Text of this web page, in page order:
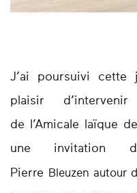
J’ai poursuivi cette
plaisir
de
l’Amicale laïque
une invitation
Pierre Bleuzen autour